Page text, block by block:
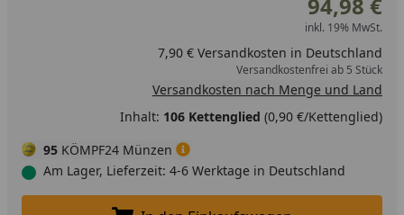
inkl. 19% MwSt.
7,90 € Versandkosten in Deutschland
Versandkostenfrei ab 5 Stück
Versandkosten nach Menge und Land
Inhalt: 106 Kettenglied (0,90 €/Kettenglied)
95 KÖMPF24 Münzen
Am Lager, Lieferzeit: 4-6 Werktage in Deutschland